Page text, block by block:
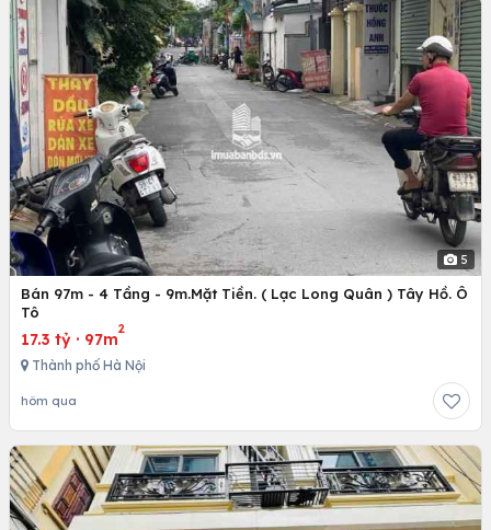
5
Bán 97m - 4 Tầng - 9m.Mặt Tiền. ( Lạc Long Quân ) Tây Hồ. Ô
Tô
17.3 tỷ · 97m
2
Thành phố Hà Nội
hôm qua